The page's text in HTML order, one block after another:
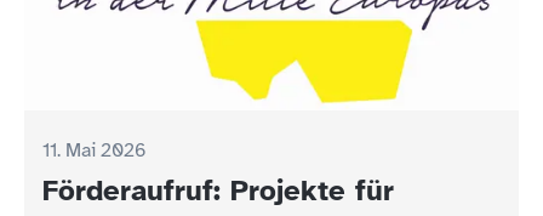
11. Mai 2026
Förderaufruf: Projekte für